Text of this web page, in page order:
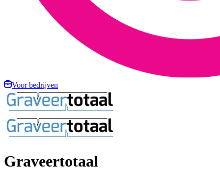
Voor bedrijven
Graveertotaal